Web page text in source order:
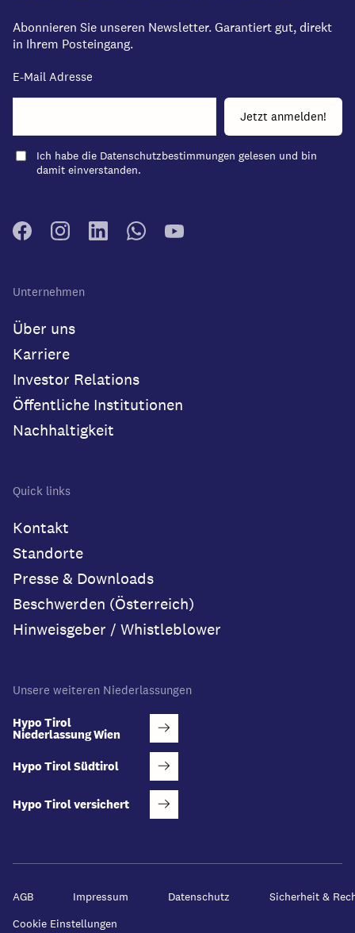
Abonnieren Sie unseren Newsletter. Garantiert gut, direkt
in Ihrem Posteingang.
E-Mail Adresse
Ich habe die Datenschutzbestimmungen gelesen und bin
damit einverstanden.
Unternehmen
Über uns
Karriere
Investor Relations
Öffentliche Institutionen
Nachhaltigkeit
Quick links
Kontakt
Standorte
Presse & Downloads
Beschwerden (Österreich)
Hinweisgeber / Whistleblower
Unsere weiteren Niederlassungen
Hypo Tirol
Niederlassung Wien
Hypo Tirol Südtirol
Hypo Tirol versichert
AGB Impressum Datenschutz
Sicherheit &
Cookie Einstellungen